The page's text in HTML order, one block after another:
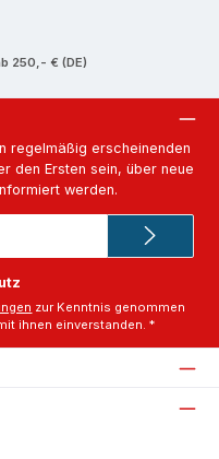
250,- € (DE)
regelmäßig erscheinenden
den Ersten sein, über neue
werden.
zur Kenntnis genommen
ihnen einverstanden. *